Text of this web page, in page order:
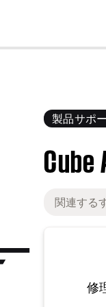
製品サポ
修